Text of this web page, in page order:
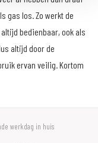
gas los. Zo werkt de
bedienbaar, ook als
altijd door de
ervan veilig. Kortom
werkdag in huis